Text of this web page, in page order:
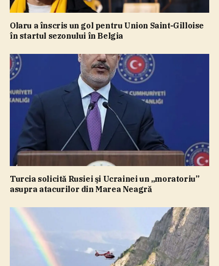
Olaru a înscris un gol pentru Union Saint-Gilloise
în startul sezonului în Belgia
Turcia solicită Rusiei şi Ucrainei un „moratoriu”
asupra atacurilor din Marea Neagră